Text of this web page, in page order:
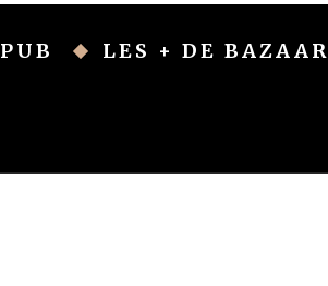
PUB LES + DE BAZAAR